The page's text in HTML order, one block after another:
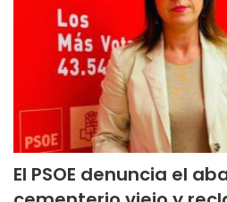
El PSOE denuncia el